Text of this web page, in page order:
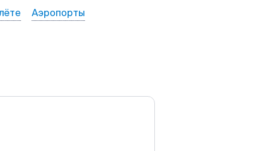
Аэропорты